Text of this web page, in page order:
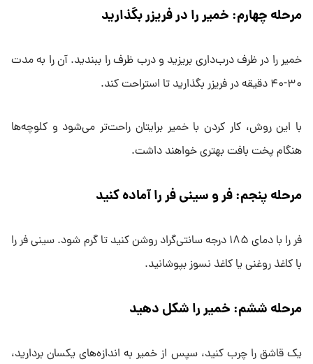
مرحله چهارم: خمیر را در فریزر بگذارید
خمیر را در ظرف درب‌داری بریزید و درب ظرف را ببندید. آن را به مدت
۳۰-۴۰ دقیقه در فریزر بگذارید تا استراحت کند.
با این روش، کار کردن با خمیر برایتان راحت‌تر می‌شود و کلوچه‌ها
هنگام پخت بافت بهتری خواهند داشت.
مرحله پنجم: فر و سینی فر را آماده کنید
فر را با دمای ۱۸۵ درجه سانتی‌گراد روشن کنید تا گرم شود. سینی فر را
با کاغذ روغنی یا کاغذ نسوز بپوشانید.
مرحله ششم: خمیر را شکل دهید
یک قاشق را چرب کنید، سپس از خمیر به اندازه‌های یکسان بردارید،